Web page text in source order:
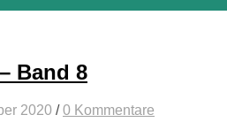
Band 8
2020 / 0 Kommentare